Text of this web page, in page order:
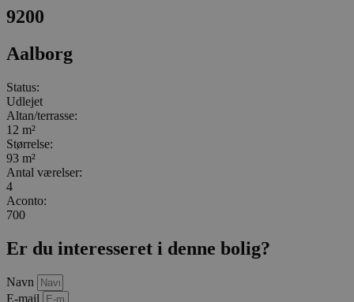
9200
Aalborg
Status:
Udlejet
Altan/terrasse:
12 m²
Størrelse:
93 m²
Antal værelser:
4
Aconto:
700
Er du interesseret i denne bolig?
Navn
E-mail